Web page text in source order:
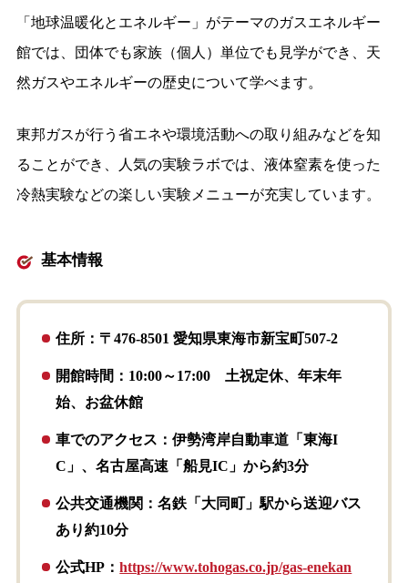
「地球温暖化とエネルギー」がテーマのガスエネルギー
館では、団体でも家族（個人）単位でも見学ができ、天
然ガスやエネルギーの歴史について学べます。
東邦ガスが行う省エネや環境活動への取り組みなどを知
ることができ、人気の実験ラボでは、液体窒素を使った
冷熱実験などの楽しい実験メニューが充実しています。
基本情報
住所：〒476-8501 愛知県東海市新宝町507-2
開館時間：10:00～17:00 土祝定休、年末年
始、お盆休館
車でのアクセス：伊勢湾岸自動車道「東海I
C」、名古屋高速「船見IC」から約3分
公共交通機関：名鉄「大同町」駅から送迎バス
あり約10分
公式HP：https://www.tohogas.co.jp/gas-enekan